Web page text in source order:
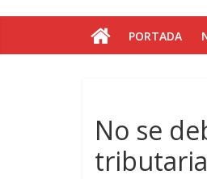
PORTADA
No se
tributaria